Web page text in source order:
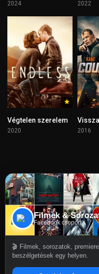
2024 2022
Végtelen szerelem
2020 2016
Filmek &
Facebook csoport
🎬 Filmek, sorozatok,
beszélgetések egy helyen.